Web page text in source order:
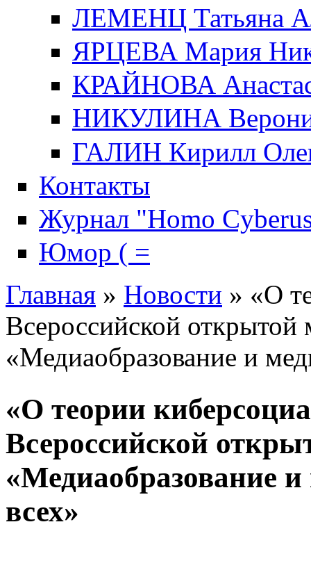
ЛЕМЕНЦ Татьяна
ЯРЦЕВА Мария
КРАЙНОВА
НИКУЛИНА
ГАЛИН Кирилл
Контакты
Журнал "Homo
Юмор ( =
Вы здесь
Главная » Новости » «О
Всероссийской открытой
«Медиаобразование и
«О теории
Всероссийской
«Медиаобразование
всех»